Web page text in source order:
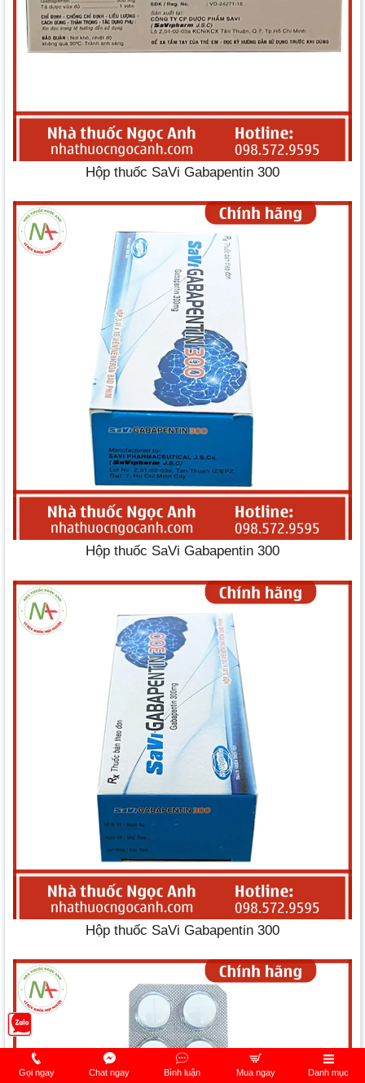
Hộp thuốc SaVi Gabapentin 300
Hộp thuốc SaVi Gabapentin 300
Hộp thuốc SaVi Gabapentin 300
Gọi ngay Chat ngay Bình luận Mua ngay Danh mục